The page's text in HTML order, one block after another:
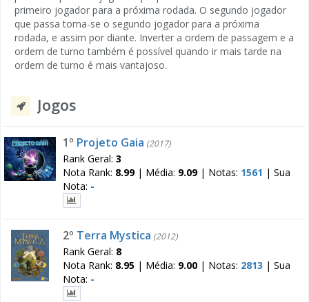
primeiro jogador para a próxima rodada. O segundo jogador
que passa torna-se o segundo jogador para a próxima
rodada, e assim por diante. Inverter a ordem de passagem e a
ordem de turno também é possível quando ir mais tarde na
ordem de turno é mais vantajoso.
Jogos
1º Projeto Gaia (2017)
Rank Geral: 3
Nota Rank: 8.99| Média: 9.09| Notas: 1561 | Sua
Nota: -
2º Terra Mystica (2012)
Rank Geral: 8
Nota Rank: 8.95 | Média: 9.00 | Notas: 2813 | Sua
Nota: -